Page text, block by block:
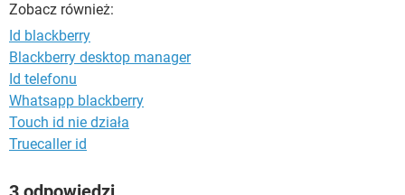
Zobacz również:
Id blackberry
Blackberry desktop manager
Id telefonu
Whatsapp blackberry
Touch id nie działa
Truecaller id